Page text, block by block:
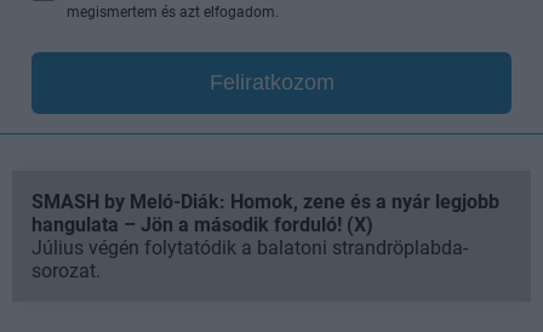
megismertem és azt elfogadom.
Feliratkozom
SMASH by Meló-Diák: Homok, zene és a nyár legjobb
hangulata – Jön a második forduló! (X)
Július végén folytatódik a balatoni strandröplabda-
sorozat.